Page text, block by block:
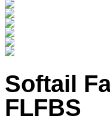
Softail
FLFBS